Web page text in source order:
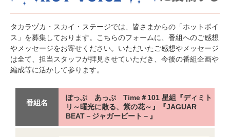
タカラヅカ・スカイ・ステージでは、皆さまからの「ホットボイ
ス」を募集しております。こちらのフォームに、番組へのご感想
やメッセージをお寄せください。いただいたご感想やメッセージ
は全て、担当スタッフが拝見させていただき、今後の番組企画や
編成等に活かして参ります。
番組名
ぽっぷ あっぷ Time＃101 星組『ディミト
リ～曙光に散る、紫の花～』『JAGUAR
BEAT－ジャガービート－』